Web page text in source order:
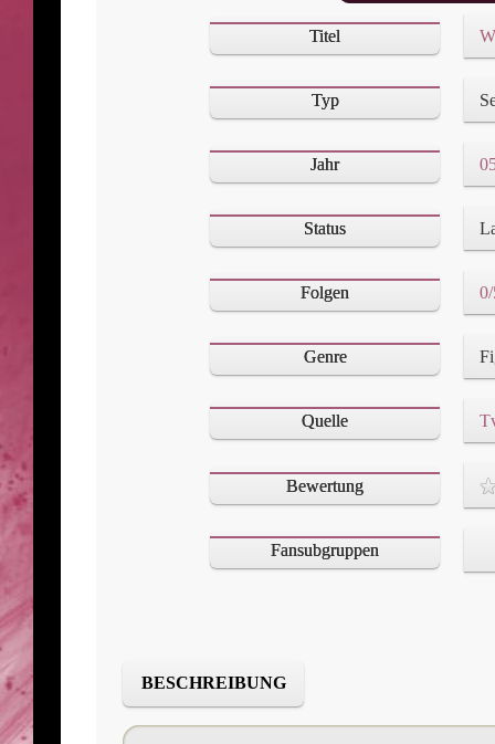
Titel
Typ
Jahr
Status
Folgen
Genre
Quelle
Bewertung
Fansubgruppen
BESCHREIBUNG